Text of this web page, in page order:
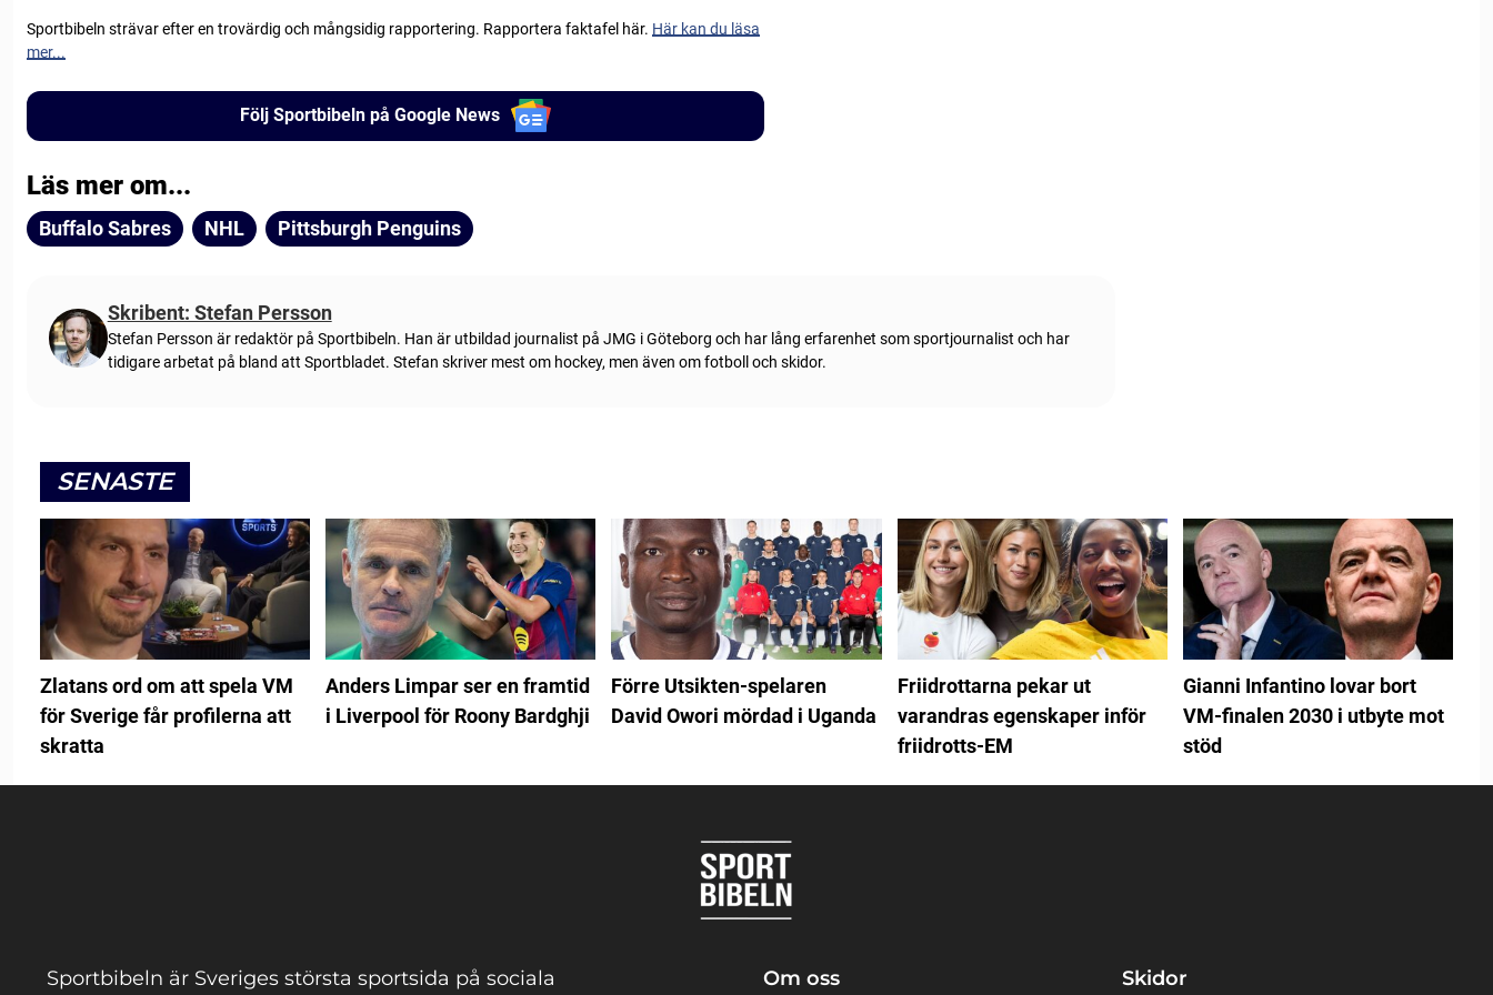
Sportbibeln strävar efter en trovärdig och mångsidig rapportering. Rapportera faktafel här. Här kan du läsa
mer...
Följ Sportbibeln på Google News
Läs mer om...
Buffalo Sabres NHL Pittsburgh Penguins
Skribent: Stefan Persson
Stefan Persson är redaktör på Sportbibeln. Han är utbildad journalist på JMG i Göteborg och har lång erfarenhet som sportjournalist och har
tidigare arbetat på bland att Sportbladet. Stefan skriver mest om hockey, men även om fotboll och skidor.
SENASTE
Zlatans ord om att spela VM
för Sverige får profilerna att
skratta
Anders Limpar ser en framtid
i Liverpool för Roony Bardghji
Förre Utsikten-spelaren
David Owori mördad i Uganda
Friidrottarna pekar ut
varandras egenskaper inför
friidrotts-EM
Gianni Infantino lovar bort
VM-finalen 2030 i utbyte mot
stöd
Sportbibeln är Sveriges största sportsida på sociala Om oss Skidor